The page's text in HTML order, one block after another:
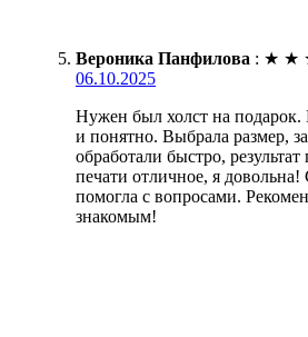
Вероника Панфилова : ★ ★
06.10.2025
Нужен был холст на подарок.
и понятно. Выбрала размер,
обработали быстро,
печати отличное, я
помогла с вопросами.
знакомым!